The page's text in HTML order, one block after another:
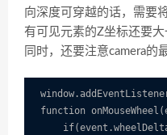
向深度可穿越的话，需要
有可见元素的Z坐标还要大
同时，还要注意camera的
function